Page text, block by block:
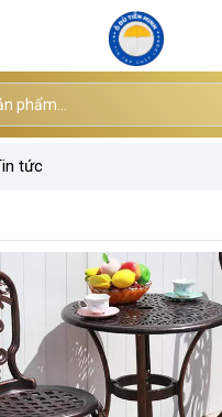
tức